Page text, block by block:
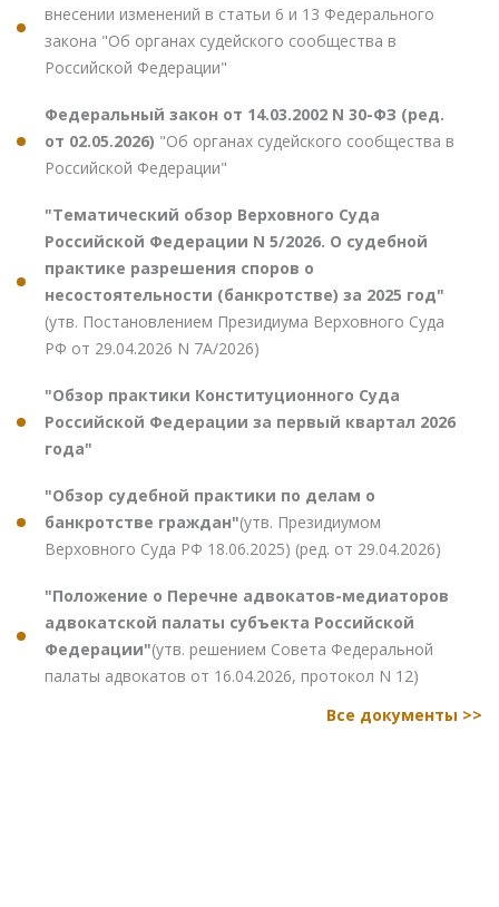
внесении изменений в статьи 6 и 13 Федерального
закона "Об органах судейского сообщества в
Российской Федерации"
Федеральный закон от 14.03.2002 N 30-ФЗ (ред.
от 02.05.2026) "Об органах судейского сообщества в
Российской Федерации"
"Тематический обзор Верховного Суда
Российской Федерации N 5/2026. О судебной
практике разрешения споров о
несостоятельности (банкротстве) за 2025 год"
(утв. Постановлением Президиума Верховного Суда
РФ от 29.04.2026 N 7А/2026)
"Обзор практики Конституционного Суда
Российской Федерации за первый квартал 2026
года"
"Обзор судебной практики по делам о
банкротстве граждан"(утв. Президиумом
Верховного Суда РФ 18.06.2025) (ред. от 29.04.2026)
"Положение о Перечне адвокатов-медиаторов
адвокатской палаты субъекта Российской
Федерации"(утв. решением Совета Федеральной
палаты адвокатов от 16.04.2026, протокол N 12)
Все документы >>